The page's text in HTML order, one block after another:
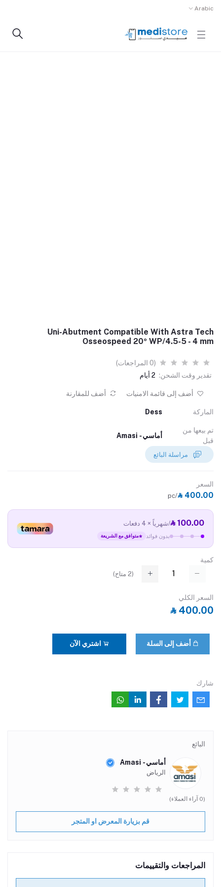
Arabic
Uni-Abutment Compatible With Astra Tech
Osseospeed 20º WP/4.5-5 - 4 mm
(0 المراجعات)
تقدير وقت الشحن: 2 أيام
أضف إلى قائمة الامنيات أضف للمقارنة
الماركة Dess
تم بيعها من
قبل
أماسي - Amasi
السعر
‎⃁ 400.00
/pc
‎⃁ 100.00/شهرياً × 4 دفعات
بدون فوائد متوافق مع الشريعة
كمية
(
2 متاح)
السعر الكلي
‎⃁ 400.00
أضف إلى السلة اشتري الآن
شارك
البائع
أماسي - Amasi
الرياض
(0 آراء العملاء)
قم بزيارة المعرض او المتجر
المراجعات والتقييمات